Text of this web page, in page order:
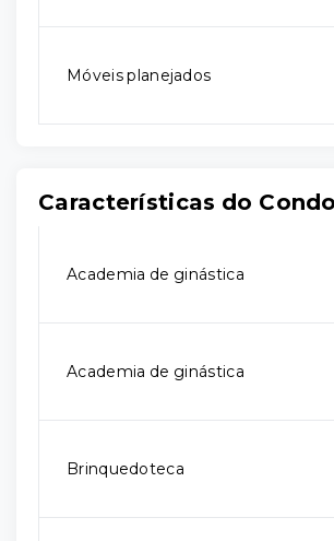
Móveis planejados
Características do
Academia de ginástica
Academia de ginástica
Brinquedoteca